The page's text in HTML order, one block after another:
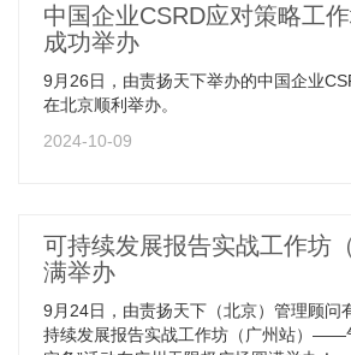
中国企业CSRD应对策略工作
成功举办
9月26日，由责扬天下举办的中国企业
在北京顺利举办。
2024-10-09
可持续发展报告实战工作坊
满举办
9月24日，由责扬天下（北京）管理顾问
持续发展报告实战工作坊（广州站）——